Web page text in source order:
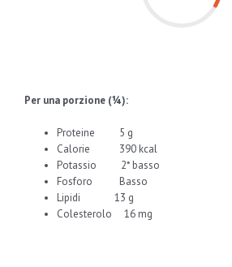
Per una porzione (¼):
Proteine 5 g
Calorie 390 kcal
Potassio 2* basso
Fosforo Basso
Lipidi 13 g
Colesterolo 16 mg